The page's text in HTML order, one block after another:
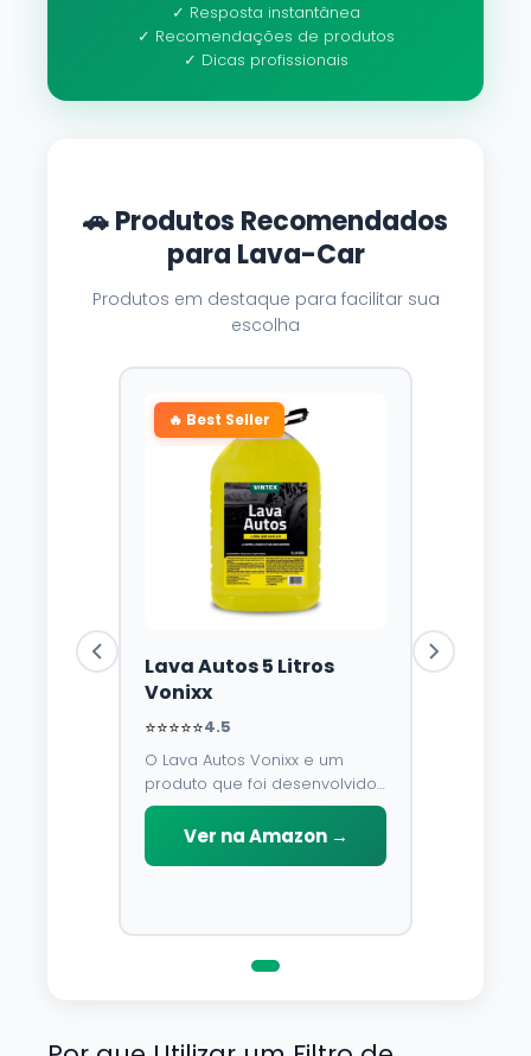
✓ Resposta instantânea
✓ Recomendações de produtos
✓ Dicas profissionais
🚗 Produtos Recomendados
para Lava-Car
Produtos em destaque para facilitar sua
escolha
🔥 Best Seller
Lava Autos 5 Litros
Vonixx
⭐⭐⭐⭐⭐4.5
O Lava Autos Vonixx e um
produto que foi desenvolvido
para limpar, proteger e
conservar a lataria do veiculo.
Por possuir pH neutro, pode
Ver na Amazon →